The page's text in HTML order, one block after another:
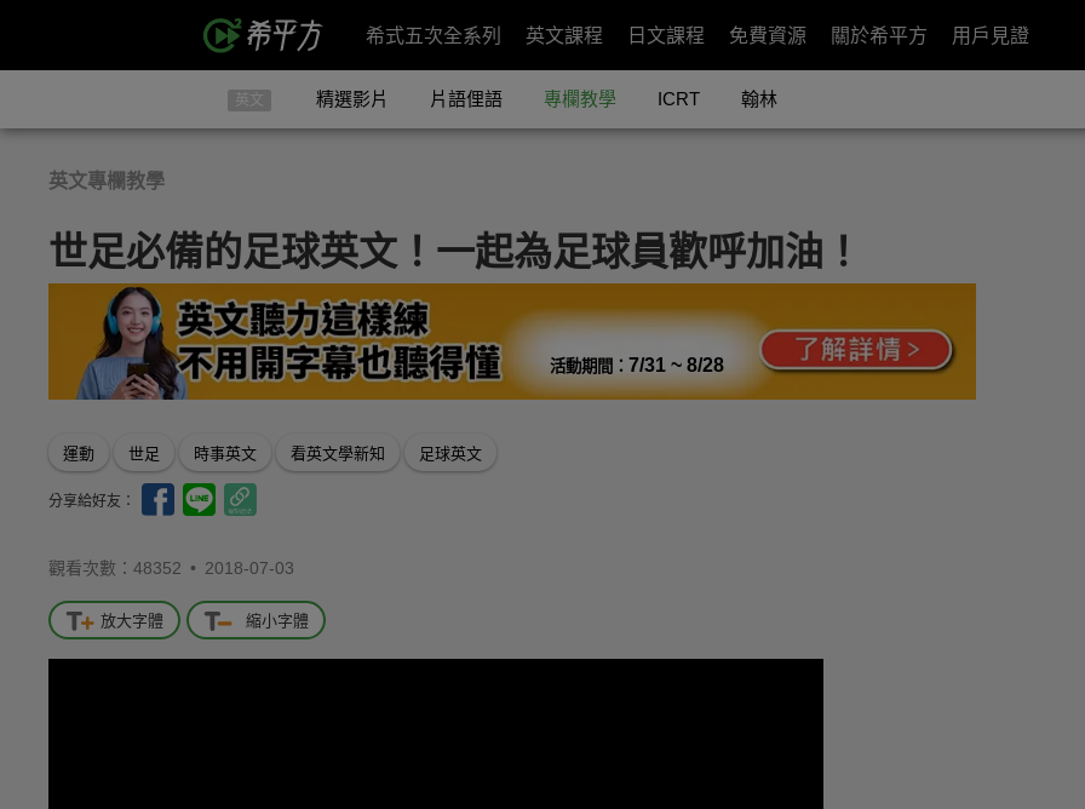
希式五次全系列 英文課程 日文課程 免費資源 關於希平方 用戶見證
英文 精選影片 片語俚語 專欄教學 ICRT 翰林
英文專欄教學
世足必備的足球英文！一起為足球員歡呼加油！
活動期間： 7/31 ~ 8/28
運動 世足 時事英文 看英文學新知 足球英文
分享給好友：
觀看次數：48352 • 2018-07-03
放大字體 縮小字體